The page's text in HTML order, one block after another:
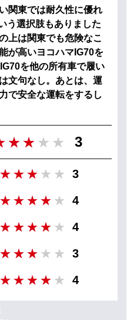
関東では耐久性に優れ
う選択肢もありました
上は関東でも危険なこ
が高いヨコハマIG70を
を他の所有車で履い
文句なし。あとは、運
で安全な運転をするし
3
3
4
4
3
4